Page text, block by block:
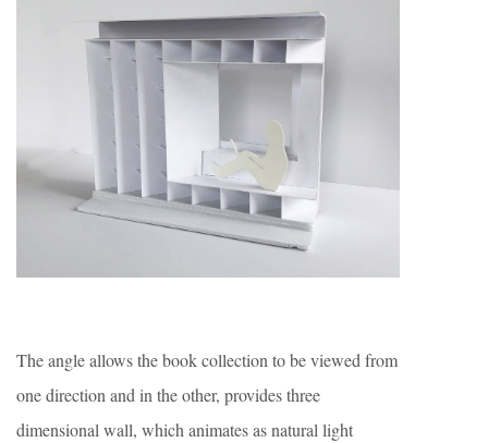
The angle allows the book collection to be viewed from
one direction and in the other, provides three
dimensional wall, which animates as natural light